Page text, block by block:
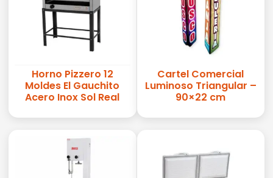
Horno Pizzero 12
Moldes El Gauchito
Acero Inox Sol Real
Cartel Comercial
Luminoso Triangular –
90×22 cm